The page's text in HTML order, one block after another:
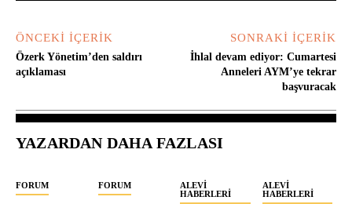
ÖNCEKI İÇERIK
Özerk Yönetim’den saldırı
açıklaması
SONRAKI İÇERIK
İhlal devam ediyor: Cumartesi
Anneleri AYM’ye tekrar
başvuracak
YAZARDAN DAHA FAZLASI
FORUM FORUM
ALEVI
HABERLERI
ALEVI
HABERLERI